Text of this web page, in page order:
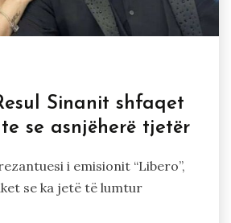
Sinanit shfaqet
se asnjëherë tjetër
i emisionit “Libero”,
se ka jetë të lumtur